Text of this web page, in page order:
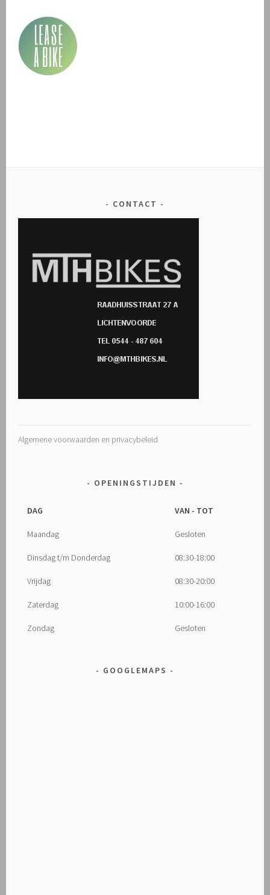
CONTACT
Algemene voorwaarden en privacybeleid
OPENINGSTIJDEN
DAG VAN - TOT
Maandag Gesloten
Dinsdag t/m Donderdag 08:30-18:00
Vrijdag 08:30-20:00
Zaterdag 10:00-16:00
Zondag Gesloten
GOOGLEMAPS